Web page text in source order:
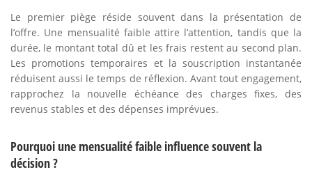
Le premier piège réside souvent dans la présentation de
l’offre. Une mensualité faible attire l’attention, tandis que la
durée, le montant total dû et les frais restent au second plan.
Les promotions temporaires et la souscription instantanée
réduisent aussi le temps de réflexion. Avant tout engagement,
rapprochez la nouvelle échéance des charges fixes, des
revenus stables et des dépenses imprévues.
Pourquoi une mensualité faible influence souvent la
décision ?